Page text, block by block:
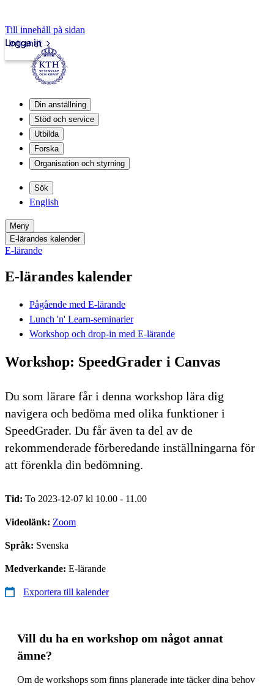
Till innehåll på sidan
Intranät
Logga in
Din anställning
Stöd och service
Utbilda
Forska
Organisation och styrning
Sök
English
Meny
E-lärandes kalender
E-lärande
E-lärandes kalender
Pågående med E-lärande
Lunch 'n' Learn-seminarier
Workshop och drop-in med E-lärande
Workshop: SpeedGrader i Canvas
Du som lärare får i denna workshop lära dig
navigera och bedöma med olika funktioner i
SpeedGrader. Du får även ta del av de
rekommenderade förberedande inställningarna för
att förenkla din bedömning.
Tid: To 2023-12-07 kl 10.00 - 11.00
Videolänk: Zoom
Språk: Svenska
Medverkande: E-lärande
Exportera till kalender
Vill du ha en workshop om något annat
ämne?
Om de workshops som finns planerade inte täcker dina behov